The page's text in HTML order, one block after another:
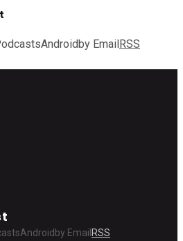
Androidby EmailRSS
Android by Email RSS